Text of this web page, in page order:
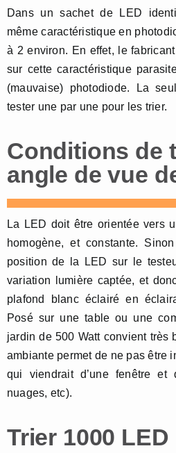
Dans un sachet de LED
même caractéristique en
à 2 environ. En effet, le
sur cette caractéristique
(mauvaise) photodiode. La
tester une par une pour les trier.
Conditions de
angle de vue
La LED doit être orientée vers
homogène, et constante.
position de la LED sur le
variation lumière captée, et
plafond blanc éclairé en
Posé sur une table ou une
jardin de 500 Watt convient très
ambiante permet de ne pas être
qui viendrait d’une fenêtre et
nuages, etc).
Trier 1000 LED